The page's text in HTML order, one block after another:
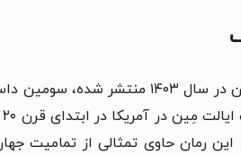
کتاب «آن بهشت دیگر» که نخستین‌بار در سال
رمان حاوی تمثالی از تمامیت